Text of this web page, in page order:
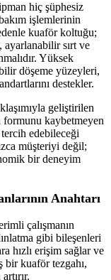
hiç şüphesiz
işlemlerinin
kuaför koltuğu;
ayarlanabilir sırt ve
Yüksek
döşeme yüzeyleri,
destekler.
geliştirilen
kaybetmeyen
tercih edebileceği
müşteriyi değil;
bir deneyim
Anahtarı
çalışmanın
gibi bileşenleri
hızlı erişim sağlar ve
bir kuaför tezgahı,